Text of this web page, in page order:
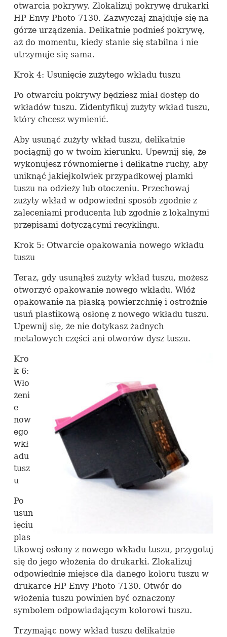
otwarcia pokrywy. Zlokalizuj pokrywę drukarki
HP Envy Photo 7130. Zazwyczaj znajduje się na
górze urządzenia. Delikatnie podnieś pokrywę,
aż do momentu, kiedy stanie się stabilna i nie
utrzymuje się sama.
Krok 4: Usunięcie zużytego wkładu tuszu
Po otwarciu pokrywy będziesz miał dostęp do
wkładów tuszu. Zidentyfikuj zużyty wkład tuszu,
który chcesz wymienić.
Aby usunąć zużyty wkład tuszu, delikatnie
pociągnij go w twoim kierunku. Upewnij się, że
wykonujesz równomierne i delikatne ruchy, aby
uniknąć jakiejkolwiek przypadkowej plamki
tuszu na odzieży lub otoczeniu. Przechowaj
zużyty wkład w odpowiedni sposób zgodnie z
zaleceniami producenta lub zgodnie z lokalnymi
przepisami dotyczącymi recyklingu.
Krok 5: Otwarcie opakowania nowego wkładu
tuszu
Teraz, gdy usunąłeś zużyty wkład tuszu, możesz
otworzyć opakowanie nowego wkładu. Włóż
opakowanie na płaską powierzchnię i ostrożnie
usuń plastikową osłonę z nowego wkładu tuszu.
Upewnij się, że nie dotykasz żadnych
metalowych części ani otworów dysz tuszu.
Kro
k 6:
Wło
żeni
e
now
ego
wkł
adu
tusz
u
Po
usun
ięciu
plas
tikowej osłony z nowego wkładu tuszu, przygotuj
się do jego włożenia do drukarki. Zlokalizuj
odpowiednie miejsce dla danego koloru tuszu w
drukarce HP Envy Photo 7130. Otwór do
włożenia tuszu powinien być oznaczony
symbolem odpowiadającym kolorowi tuszu.
Trzymając nowy wkład tuszu delikatnie